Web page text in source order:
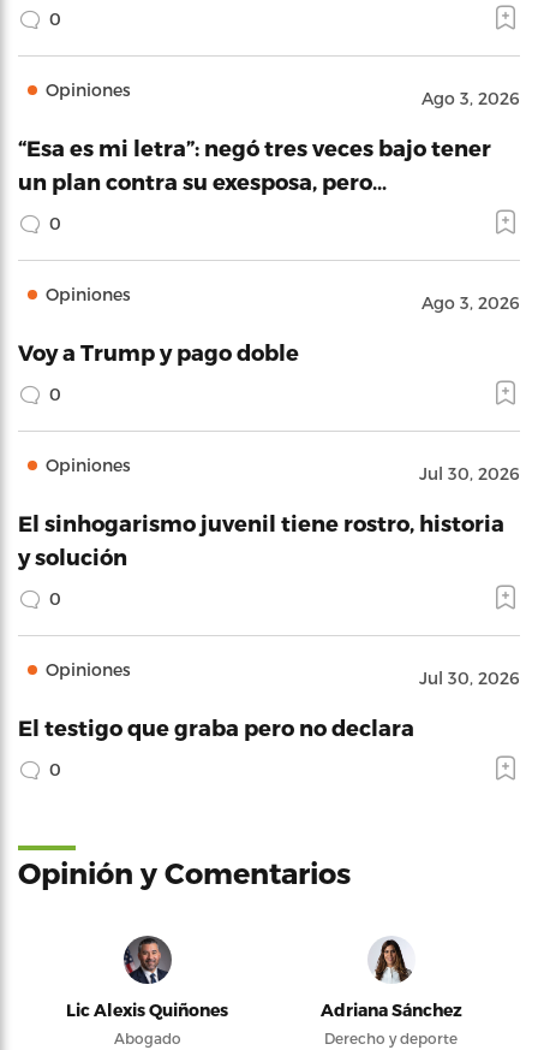
0
Opiniones Ago 3, 2026
“Esa es mi letra”: negó tres veces bajo tener
un plan contra su exesposa, pero…
0
Opiniones Ago 3, 2026
Voy a Trump y pago doble
0
Opiniones Jul 30, 2026
El sinhogarismo juvenil tiene rostro, historia
y solución
0
Opiniones Jul 30, 2026
El testigo que graba pero no declara
0
Opinión y Comentarios
Lic Alexis Quiñones
Abogado
Adriana Sánchez
Derecho y deporte